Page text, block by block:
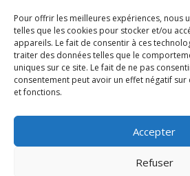
Pour offrir les meilleures expériences, nous
telles que les cookies pour stocker et/ou
appareils. Le fait de consentir à ces
traiter des données telles que le
uniques sur ce site. Le fait de ne pas
consentement peut avoir un effet négatif
et fonctions.
Accepter
Refuser
DNA : Juliette
attendait une
histoire pour
sacré vécu dans la
Lire plus